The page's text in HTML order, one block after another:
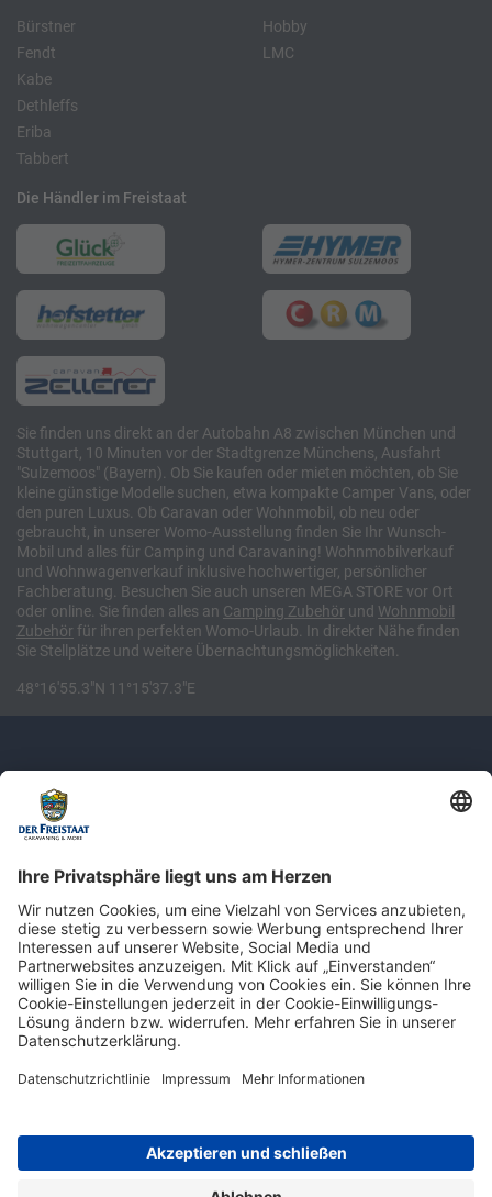
Bürstner
Fendt
Kabe
Hobby
LMC
Dethleffs
Eriba
Tabbert
Die Händler im Freistaat
Sie finden uns direkt an der Autobahn A8 zwischen München und
Stuttgart, 10 Minuten vor der Stadtgrenze Münchens, Ausfahrt
"Sulzemoos" (Bayern). Ob Sie kaufen oder mieten möchten, ob Sie
kleine günstige Modelle suchen, etwa kompakte Camper Vans, oder
den puren Luxus. Ob Caravan oder Wohnmobil, ob neu oder
gebraucht, in unserer Womo-Ausstellung finden Sie Ihr Wunsch-
Mobil und alles für Camping und Caravaning! Wohnmobilverkauf
und Wohnwagenverkauf inklusive hochwertiger, persönlicher
Fachberatung. Besuchen Sie auch unseren MEGA STORE vor Ort
oder online. Sie finden alles an Camping Zubehör und Wohnmobil
Zubehör für ihren perfekten Womo-Urlaub. In direkter Nähe finden
Sie Stellplätze und weitere Übernachtungsmöglichkeiten.
48°16'55.3"N 11°15'37.3"E
Newsletter: Jetzt auf
shop.derfreistaat.de anmelden und
einen 5€ Gutschein für unseren Online-
Shop erhalten!*
Impressum Datenschutz Barrierefreiheit